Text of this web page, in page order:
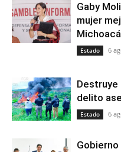
Gaby
mujer
Estado 6
Destruye
delito
Estado 6